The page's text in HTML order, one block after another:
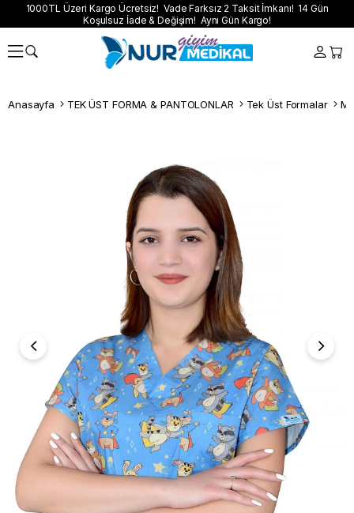
1000TL Üzeri Kargo Ücretsiz! Vade Farksız 2 Taksit İmkanı! 14 Gün
Koşulsuz İade & Değişim! Aynı Gün Kargo!
Anasayfa TEK ÜST FORMA & PANTOLONLAR Tek Üst Formalar